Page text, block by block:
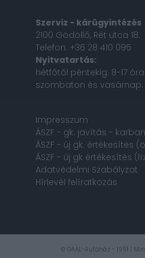
Szerviz - kárügyintézés
2100 Gödöllő, Rét utca 18.
Telefon: +36 28 410 095
Nyitvatartás:
hétfőtől péntekig: 8-17
szombaton és vasárnap:
Impresszum
ÁSZF - gk. javítás -
ÁSZF - új gk. értékesítés
ÁSZF - új gk értékesítés
Adatvédelmi Szabályzat
Hírlevél felíratkozás
© GAÁL-Autóház - 1991 |